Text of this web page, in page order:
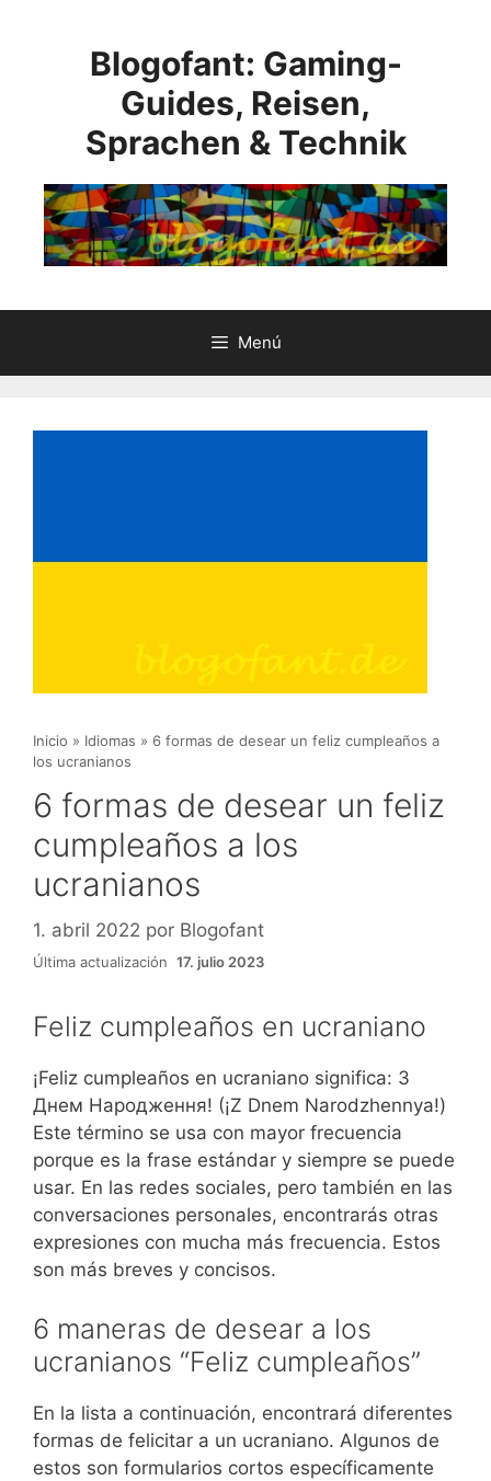
Blogofant: Gaming-
Guides, Reisen,
Sprachen & Technik
Menú
Inicio » Idiomas » 6 formas de desear un feliz cumpleaños a
los ucranianos
6 formas de desear un feliz
cumpleaños a los
ucranianos
1. abril 2022 por Blogofant
Última actualización 17. julio 2023
Feliz cumpleaños en ucraniano
¡Feliz cumpleaños en ucraniano significa: З
Днем Народження! (¡Z Dnem Narodzhennya!)
Este término se usa con mayor frecuencia
porque es la frase estándar y siempre se puede
usar. En las redes sociales, pero también en las
conversaciones personales, encontrarás otras
expresiones con mucha más frecuencia. Estos
son más breves y concisos.
6 maneras de desear a los
ucranianos “Feliz cumpleaños”
En la lista a continuación, encontrará diferentes
formas de felicitar a un ucraniano. Algunos de
estos son formularios cortos específicamente